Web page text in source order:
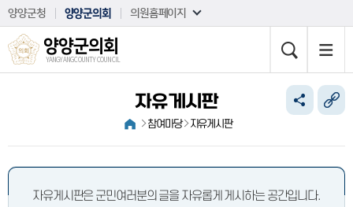
본문바로가기
양양군청 양양군의회 의원홈페이지
양양군의회
YANGYANG COUNTY COUNCIL
자유게시판
참여마당 자유게시판
자유게시판은 군민여러분의 글을 자유롭게 게시하는 공간입니다.